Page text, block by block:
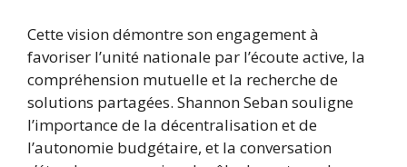
Cette vision démontre son engagement à
favoriser l’unité nationale par l’écoute active, la
compréhension mutuelle et la recherche de
solutions partagées. Shannon Seban souligne
l’importance de la décentralisation et de
l’autonomie budgétaire, et la conversation